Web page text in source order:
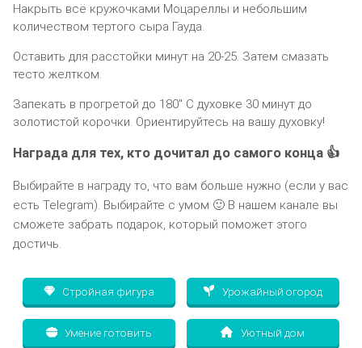
Накрыть всё кружочками Моцареллы и небольшим
количеством тертого сыра Гауда.
Оставить для расстойки минут на 20-25. Затем смазать
тесто желтком.
Запекать в прогретой до 180″ С духовке 30 минут до
золотистой корочки. Ориентируйтесь на вашу духовку!
Награда для тех, кто дочитал до самого конца 👍
Выбирайте в награду то, что вам больше нужно (если у вас
есть Telegram). Выбирайте с умом 🙂 В нашем канале вы
сможете забрать подарок, который поможет этого
достичь.
Стройная фигура Урожайный огород
Умение готовить Уютный дом